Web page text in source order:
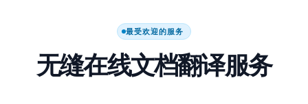
最受欢迎的服务
无缝在线文档翻译服务